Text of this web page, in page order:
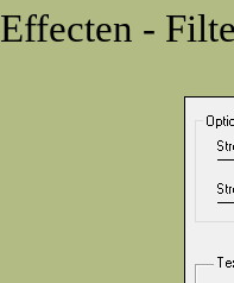
Effecten -